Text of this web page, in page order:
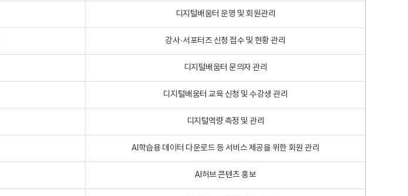
디지털배움터 운영 및 회원관리
강사·서포터즈 신청 접수 및 현황 관리
디지털배움터 문의자 관리
디지털배움터 교육 신청 및 수강생 관리
디지털역량 측정 및 관리
AI학습용 데이터 다운로드 등 서비스 제공을 위한 회원 관리
AI허브 콘텐츠 홍보